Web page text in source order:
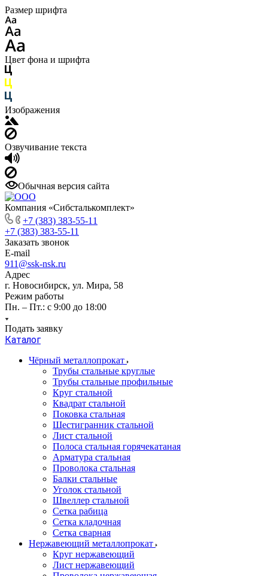
Размер шрифта
Цвет фона и шрифта
Изображения
Озвучивание текста
Обычная версия сайта
Компания «Сибсталькомплект»
+7 (383) 383-55-11
+7 (383) 383-55-11
Заказать звонок
E-mail
911@ssk-nsk.ru
Адрес
г. Новосибирск, ул. Мира, 58
Режим работы
Пн. – Пт.: с 9:00 до 18:00
Подать заявку
Каталог
Чёрный металлопрокат
Трубы стальные круглые
Трубы стальные профильные
Круг стальной
Квадрат стальной
Поковка стальная
Шестигранник стальной
Лист стальной
Полоса стальная горячекатаная
Арматура стальная
Проволока стальная
Балки стальные
Уголок стальной
Швеллер стальной
Сетка рабица
Сетка кладочная
Сетка сварная
Нержавеющий металлопрокат
Круг нержавеющий
Лист нержавеющий